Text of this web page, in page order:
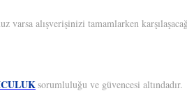
varsa alışverişinizi tamamlarken
sorumluluğu ve güvencesi altındadır.